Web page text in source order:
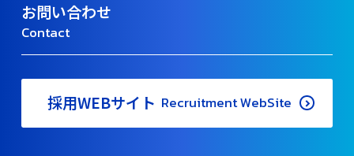
お問い合わせ
Contact
採用WEBサイト Recruitment WebSite